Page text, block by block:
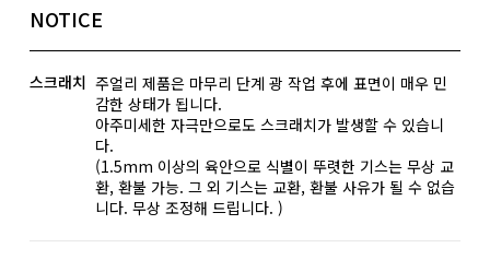
NOTICE
스크래치 주얼리 제품은 마무리 단계 광 작업 후에 표면이 매우 민
감한 상태가 됩니다.
아주미세한 자극만으로도 스크래치가 발생할 수 있습니
다.
(1.5mm 이상의 육안으로 식별이 뚜렷한 기스는 무상 교
환, 환불 가능. 그 외 기스는 교환, 환불 사유가 될 수 없습
니다. 무상 조정해 드립니다. )